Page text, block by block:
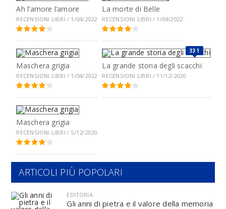
Ah l’amore l’amore
RECENSIONI LIBRI / 1/04/2022
La morte di Belle
RECENSIONI LIBRI / 1/04/2022
Maschera grigia
RECENSIONI LIBRI / 1/04/2022
331
La grande storia degli scacchi
RECENSIONI LIBRI / 11/12/2020
Maschera grigia
RECENSIONI LIBRI / 5/12/2020
ARTICOLI PIÙ POPOLARI
EDITORIA
Gli anni di pietra e il valore della memoria